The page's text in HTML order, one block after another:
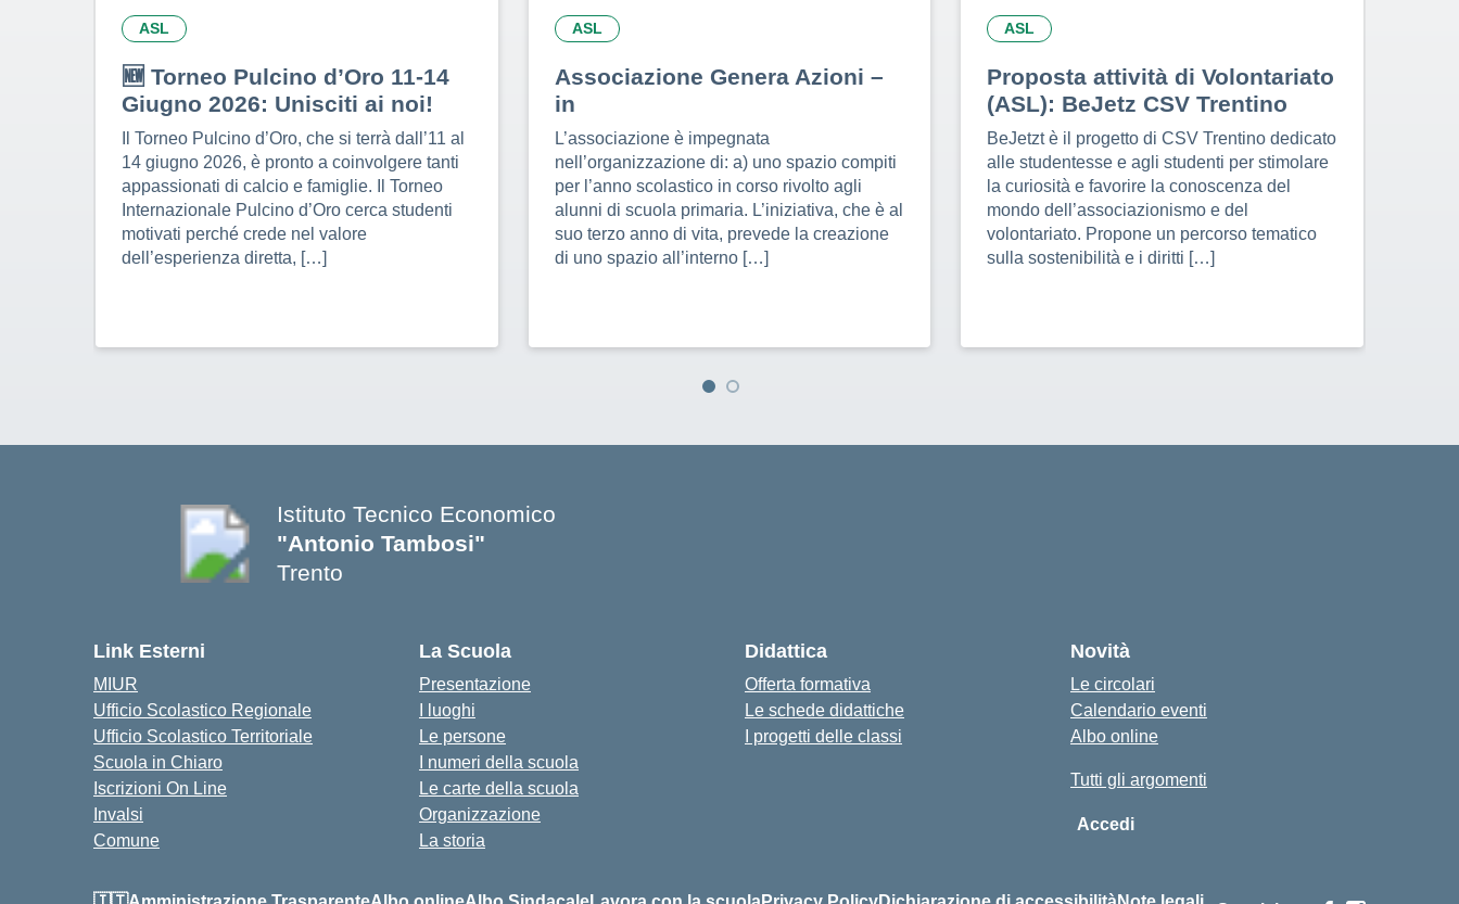
ASL
🆕 Torneo Pulcino d’Oro 11-14
Giugno 2026: Unisciti ai noi!
Il Torneo Pulcino d’Oro, che si terrà dall’11 al
14 giugno 2026, è pronto a coinvolgere tanti
appassionati di calcio e famiglie. Il Torneo
Internazionale Pulcino d’Oro cerca studenti
motivati perché crede nel valore
dell’esperienza diretta, […]
ASL
Associazione Genera Azioni –
in
L’associazione è impegnata
nell’organizzazione di: a) uno spazio compiti
per l’anno scolastico in corso rivolto agli
alunni di scuola primaria. L’iniziativa, che è al
suo terzo anno di vita, prevede la creazione
di uno spazio all’interno […]
ASL
Proposta attività di Volontariato
(ASL): BeJetz CSV Trentino
BeJetzt è il progetto di CSV Trentino dedicato
alle studentesse e agli studenti per stimolare
la curiosità e favorire la conoscenza del
mondo dell’associazionismo e del
volontariato. Propone un percorso tematico
sulla sostenibilità e i diritti […]
Istituto Tecnico Economico
"Antonio Tambosi"
Trento
Link Esterni
MIUR
Ufficio Scolastico Regionale
Ufficio Scolastico Territoriale
Scuola in Chiaro
Iscrizioni On Line
Invalsi
Comune
La Scuola
Presentazione
I luoghi
Le persone
I numeri della scuola
Le carte della scuola
Organizzazione
La storia
Didattica
Offerta formativa
Le schede didattiche
I progetti delle classi
Novità
Le circolari
Calendario eventi
Albo online
Tutti gli argomenti
Accedi